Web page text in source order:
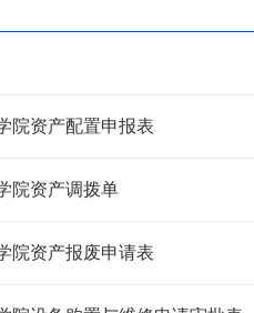
院资产配置申报表
院资产调拨单
院资产报废申请表